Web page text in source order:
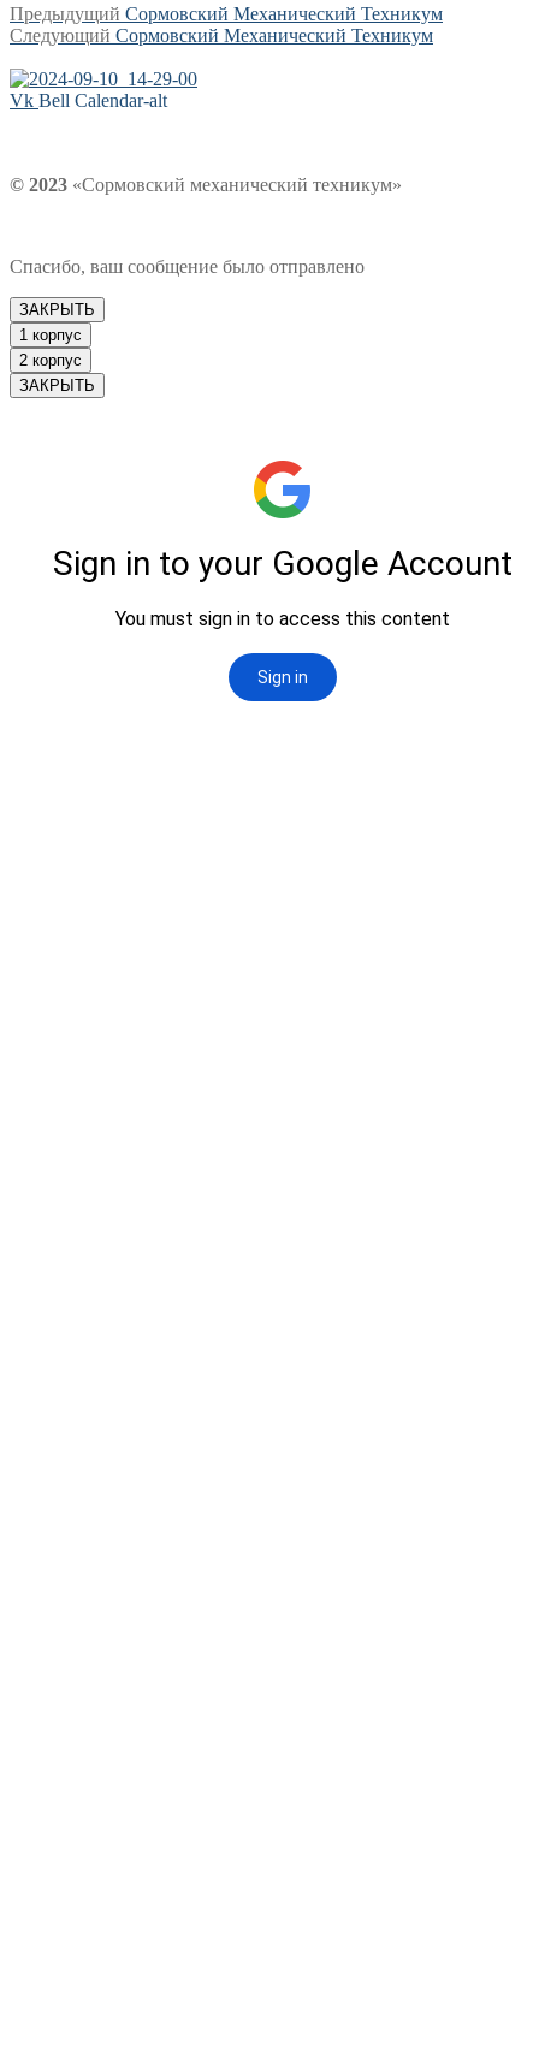
Навигация
по
записям
Предыдущий Предыдущая
запись:
Сормовский Механический Техникум
Следующий Следующая
Сормовский Механический Техникум
Vk Bell Calendar-alt
© 2023 «Сормовский механический техникум»
Спасибо, ваш сообщение было отправлено
ЗАКРЫТЬ
1 корпус
2 корпус
ЗАКРЫТЬ